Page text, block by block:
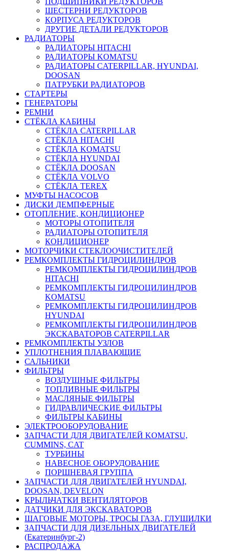
ШЕСТЕРНИ РЕДУКТОРОВ
КОРПУСА РЕДУКТОРОВ
ДРУГИЕ ДЕТАЛИ РЕДУКТОРОВ
РАДИАТОРЫ
РАДИАТОРЫ HITACHI
РАДИАТОРЫ KOMATSU
РАДИАТОРЫ CATERPILLAR, HYUNDAI,
DOOSAN
ПАТРУБКИ РАДИАТОРОВ
СТАРТЕРЫ
ГЕНЕРАТОРЫ
РЕМНИ
СТЁКЛА КАБИНЫ
СТЁКЛА CATERPILLAR
СТЁКЛА HITACHI
СТЁКЛА KOMATSU
СТЁКЛА HYUNDAI
СТЁКЛА DOOSAN
СТЁКЛА VOLVO
СТЁКЛА TEREX
МУФТЫ НАСОСОВ
ДИСКИ ДЕМПФЕРНЫЕ
ОТОПЛЕНИЕ, КОНДИЦИОНЕР
МОТОРЫ ОТОПИТЕЛЯ
РАДИАТОРЫ ОТОПИТЕЛЯ
КОНДИЦИОНЕР
МОТОРЧИКИ СТЕКЛООЧИСТИТЕЛЕЙ
РЕМКОМПЛЕКТЫ ГИДРОЦИЛИНДРОВ
РЕМКОМПЛЕКТЫ ГИДРОЦИЛИНДРОВ
HITACHI
РЕМКОМПЛЕКТЫ ГИДРОЦИЛИНДРОВ
KOMATSU
РЕМКОМПЛЕКТЫ ГИДРОЦИЛИНДРОВ
HYUNDAI
РЕМКОМПЛЕКТЫ ГИДРОЦИЛИНДРОВ
ЭКСКАВАТОРОВ CATERPILLAR
РЕМКОМПЛЕКТЫ УЗЛОВ
УПЛОТНЕНИЯ ПЛАВАЮЩИЕ
САЛЬНИКИ
ФИЛЬТРЫ
ВОЗДУШНЫЕ ФИЛЬТРЫ
ТОПЛИВНЫЕ ФИЛЬТРЫ
МАСЛЯНЫЕ ФИЛЬТРЫ
ГИДРАВЛИЧЕСКИЕ ФИЛЬТРЫ
ФИЛЬТРЫ КАБИНЫ
ЭЛЕКТРООБОРУДОВАНИЕ
ЗАПЧАСТИ ДЛЯ ДВИГАТЕЛЕЙ KOMATSU,
CUMMINS, CAT
ТУРБИНЫ
НАВЕСНОЕ ОБОРУДОВАНИЕ
ПОРШНЕВАЯ ГРУППА
ЗАПЧАСТИ ДЛЯ ДВИГАТЕЛЕЙ HYUNDAI,
DOOSAN, DEVELON
КРЫЛЬЧАТКИ ВЕНТИЛЯТОРОВ
ДАТЧИКИ ДЛЯ ЭКСКАВАТОРОВ
ШАГОВЫЕ МОТОРЫ, ТРОСЫ ГАЗА, ГЛУШИЛКИ
ЗАПЧАСТИ ДЛЯ ДИЗЕЛЬНЫХ ДВИГАТЕЛЕЙ
(Екатеринбург-2)
РАСПРОДАЖА